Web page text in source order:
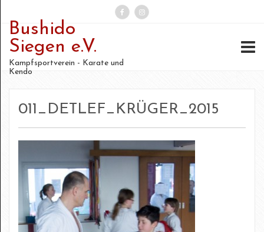
Suchen
nach:
Bushido
Siegen e.V.
Kampfsportverein - Karate und
Kendo
011_DETLEF_KRÜGER_2015